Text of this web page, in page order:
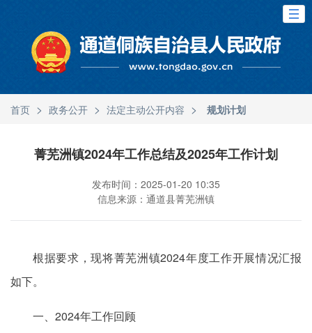
首页 > 政务公开 > 法定主动公开内容 > 规划计划
菁芜洲镇2024年工作总结及2025年工作计划
发布时间：2025-01-20 10:35
信息来源：通道县菁芜洲镇
根据要求，现将菁芜洲镇2024年度工作开展情况汇报
如下。
一、2024年工作回顾